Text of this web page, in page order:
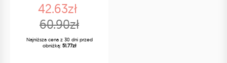
42.63zł
60.90zł
Najniższa cena z 30 dni przed
obniżką: 51.77zł